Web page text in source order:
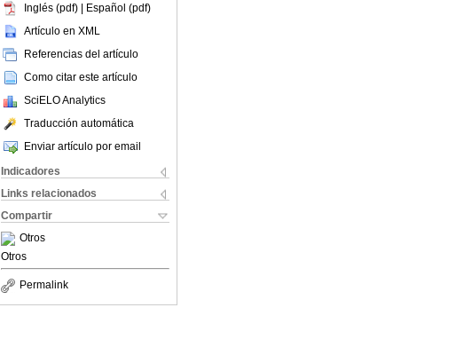
Inglés (pdf) | Español (pdf)
Artículo en XML
Referencias del artículo
Como citar este artículo
SciELO Analytics
Traducción automática
Enviar artículo por email
Indicadores
Links relacionados
Compartir
Otros
Otros
Permalink